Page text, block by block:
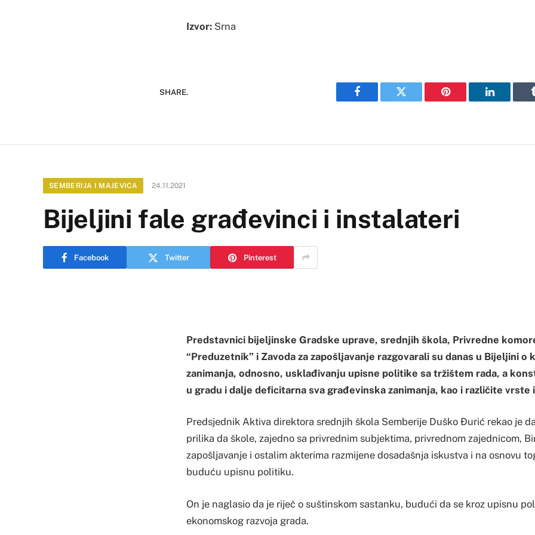
Izvor: Srna
SHARE.
Facebook Twitter Pinterest LinkedIn
SEMBERIJA I MAJEVICA 24.11.2021
Bijeljini fale građevinci i instalateri
Facebook Twitter Pinterest
Predstavnici bijeljinske Gradske uprave, srednjih škola, Privredne
“Preduzetnik” i Zavoda za zapošljavanje razgovarali su danas u Bijeljini o
zanimanja, odnosno, usklađivanju upisne politike sa tržištem rada, a
u gradu i dalje deficitarna sva građevinska zanimanja, kao i različite vrste
Predsjednik Aktiva direktora srednjih škola Semberije Duško Đurić rekao je
prilika da škole, zajedno sa privrednim subjektima, privrednom zajednicom,
zapošljavanje i ostalim akterima razmijene dosadašnja iskustva i na osnovu
buduću upisnu politiku.
On je naglasio da je riječ o suštinskom sastanku, budući da se kroz upisnu
ekonomskog razvoja grada.